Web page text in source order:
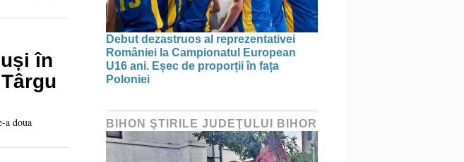
în
a doua
Debut dezastruos al reprezentativei
României la Campionatul European
U16 ani. Eșec de proporții în fața
Poloniei
BIHON ŞTIRILE JUDEŢULUI BIHOR